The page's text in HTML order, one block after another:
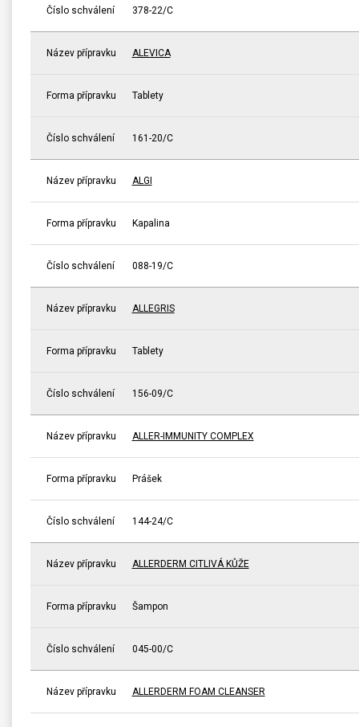
Číslo schválení 378-22/C
Název přípravku ALEVICA
Forma přípravku Tablety
Číslo schválení 161-20/C
Název přípravku ALGI
Forma přípravku Kapalina
Číslo schválení 088-19/C
Název přípravku ALLEGRIS
Forma přípravku Tablety
Číslo schválení 156-09/C
Název přípravku ALLER-IMMUNITY COMPLEX
Forma přípravku Prášek
Číslo schválení 144-24/C
Název přípravku ALLERDERM CITLIVÁ KŮŽE
Forma přípravku Šampon
Číslo schválení 045-00/C
Název přípravku ALLERDERM FOAM CLEANSER